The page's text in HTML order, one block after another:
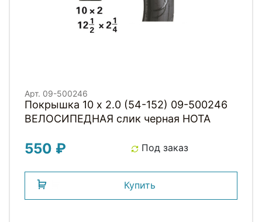
Арт. 09-500246
Покрышка 10 x 2.0 (54-152) 09-500246
ВЕЛОСИПЕДНАЯ слик черная HOTA
550 ₽ Под заказ
Купить